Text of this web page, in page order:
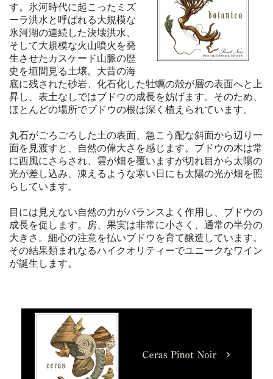
す。氷河時代に起こったミズ
ーラ洪水と呼ばれる大規模な
氷河湖の連続した決壊洪水、
そして大規模な火山噴火を発
生させたカスケード山脈の歴
史を垣間見る土壌。大昔の海
底に残された砂岩、化石化した牡蠣の殻が層の表面へと上
昇し、表土なしではブドウの成長を妨げます。そのため、
ほとんどの場所でブドウの根は深く植えられています。
丸石がごろごろした土の表面、急こう配な斜面から辺り一
面を見渡すと、自然の偉大さを感じます。ブドウの木は常
に西風にさらされ、雲が畑を覆いますが切れ目から太陽の
光が差し込み、凍えるような寒い日にも太陽の光が畑を照
らしています。
目には見えない自然の力がバランスよく作用し、ブドウの
成長を促します。房、果実は非常に小さく、通常の半分の
大きさ。細心の注意を払いブドウを育て醸造しています。
その結果類まれなるハイクオリティーでユニークなワイン
が誕生します。